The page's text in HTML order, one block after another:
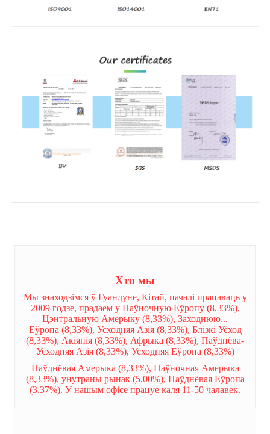
Хто мы
Мы знаходзімся ў Гуандуне, Кітай, пачалі працаваць у
2009 годзе, прадаем у Паўночную Еўропу (8,33%),
Цэнтральную Амерыку (8,33%), Заходнюю...
Еўропа (8,33%), Усходняя Азія (8,33%), Блізкі Усход
(8,33%), Акіянія (8,33%), Афрыка (8,33%), Паўднёва-
Усходняя Азія (8,33%), Усходняя Еўропа (8,33%)
Паўднёвая Амерыка (8,33%), Паўночная Амерыка
(8,33%), унутраны рынак (5,00%), Паўднёвая Еўропа
(3,37%). У нашым офісе працуе каля 11-50 чалавек.